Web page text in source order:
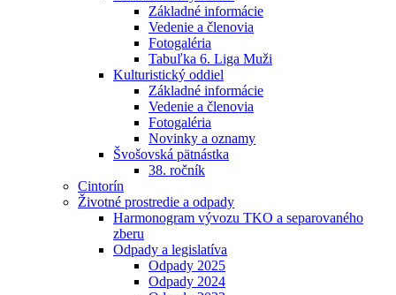
Základné informácie
Vedenie a členovia
Fotogaléria
Tabuľka 6. Liga Muži
Kulturistický oddiel
Základné informácie
Vedenie a členovia
Fotogaléria
Novinky a oznamy
Švošovská pätnástka
38. ročník
Cintorín
Životné prostredie a odpady
Harmonogram vývozu TKO a separovaného
zberu
Odpady a legislatíva
Odpady 2025
Odpady 2024